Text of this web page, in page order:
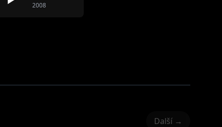
2008
Další →